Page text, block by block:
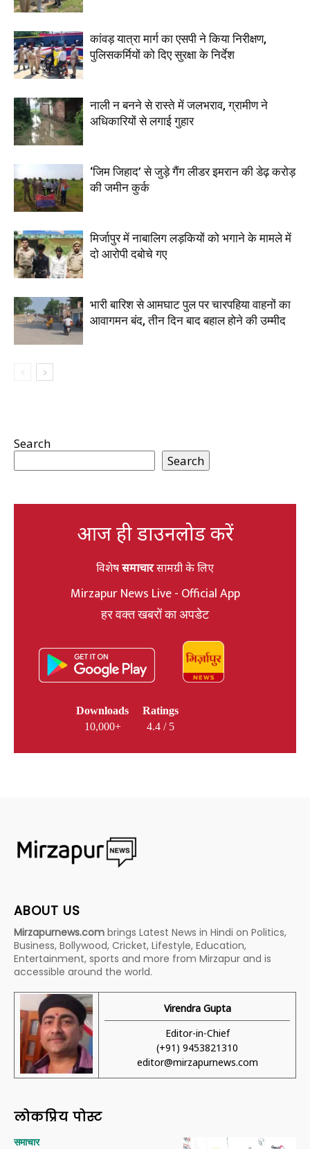
कांवड़ यात्रा मार्ग का एसपी ने किया निरीक्षण,
पुलिसकर्मियों को दिए सुरक्षा के निर्देश
नाली न बनने से रास्ते में जलभराव, ग्रामीण ने
अधिकारियों से लगाई गुहार
‘जिम जिहाद’ से जुड़े गैंग लीडर इमरान की डेढ़ करोड़
की जमीन कुर्क
मिर्जापुर में नाबालिग लड़कियों को भगाने के मामले में
दो आरोपी दबोचे गए
भारी बारिश से आमघाट पुल पर चारपहिया वाहनों का
आवागमन बंद, तीन दिन बाद बहाल होने की उम्मीद
Search
Search
आज ही डाउनलोड करें
विशेषसमाचारसामग्री के लिए
Mirzapur News Live - Official App
हर वक्त खबरों का अपडेट
Downloads
10,000+
Ratings
4.4 / 5
ABOUT US
Mirzapurnews.com brings Latest News in Hindi on Politics,
Business, Bollywood, Cricket, Lifestyle, Education,
Entertainment, sports and more from Mirzapur and is
accessible around the world.
Virendra Gupta
Editor-in-Chief
(+91) 9453821310
editor@mirzapurnews.com
लोकप्रिय पोस्ट
समाचार